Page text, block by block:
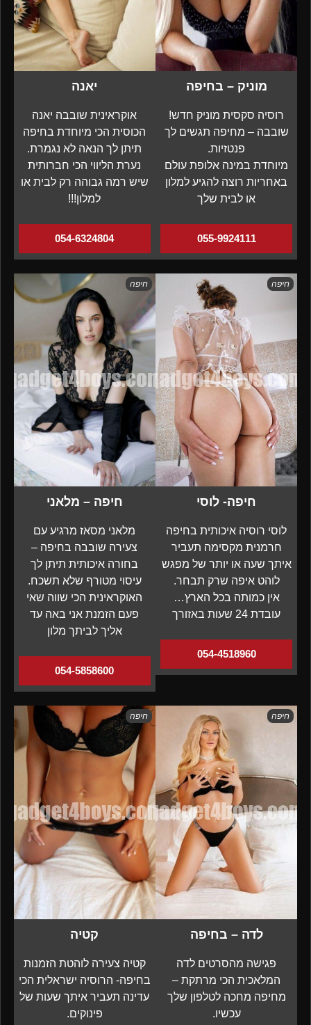
מוניק – בחיפה
רוסיה סקסית מוניק חדש!
שובבה – מחיפה תגשים לך
פנטזיות.
מיוחדת במינה אלופת עולם
באחריות רוצה להגיע למלון
או לבית שלך
055-9924111
יאנה
אוקראינית שובבה יאנה
הכוסית הכי מיוחדת בחיפה
תיתן לך הנאה לא נגמרת.
נערת הליווי הכי חברותית
שיש רמה גבוהה רק לבית או
למלון!!!
054-6324804
חיפה
חיפה- לוסי
לוסי רוסיה איכותית בחיפה
חרמנית מקסימה תעביר
איתך שעה או יותר של מפגש
לוהט איפה שרק תבחר.
אין כמותה בכל הארץ…
עובדת 24 שעות באזורך
054-4518960
חיפה
חיפה – מלאני
מלאני מסאז מרגיע עם
צעירה שובבה בחיפה –
בחורה איכותית תיתן לך
עיסוי מטורף שלא תשכח.
האוקראינית הכי שווה שאי
פעם הזמנת אני באה עד
אליך לביתך מלון
054-5858600
חיפה
לדה – בחיפה
פגישה מהסרטים לדה
המלאכית הכי מרתקת –
מחיפה מחכה לטלפון שלך
עכשיו.
חיפה
קטיה
קטיה צעירה לוהטת הזמנות
בחיפה- הרוסיה ישראלית הכי
עדינה תעביר איתך שעות של
פינוקים.